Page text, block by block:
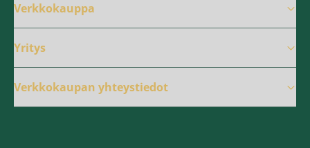
Verkkokauppa
Yritys
Verkkokaupan yhteystiedot